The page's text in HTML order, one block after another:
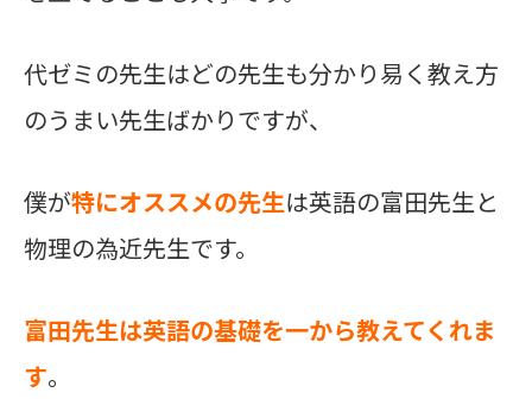
代ゼミの先生はどの先生も分かり易く教え方
のうまい先生ばかりですが、
僕が特にオススメの先生は英語の富田先生と
物理の為近先生です。
富田先生は英語の基礎を一から教えてくれま
す。